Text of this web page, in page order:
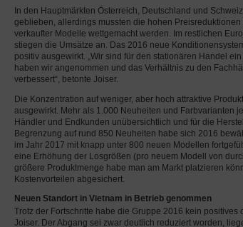
In den Hauptmärkten Österreich, Deutschland und
geblieben, allerdings mussten die hohen
verkaufter Modelle wettgemacht werden. Im restlichen
stiegen die Umsätze an. Das 2016 neue
positiv ausgewirkt. „Wir sind für den stationären Handel
haben wir angenommen und das Verhältnis zu den
verbessert“, betonte Joiser.
Die Konzentration auf weniger, aber hoch attraktive
ausgewirkt. Mehr als 1.000 Neuheiten und Farbvarianten
Händler und Endkunden unübersichtlich und für die
Begrenzung auf rund 850 Neuheiten habe sich 2016
im Jahr 2017 mit knapp unter 800 neuen Modellen
eine Erhöhung der Losgrößen (pro neuem Modell von
größere Produktmenge habe man am Markt platzieren
Kostenvorteilen abgesichert.
Neuen Standort in Vietnam in Betrieb genommen
Trotz der Fortschritte habe die Gruppe 2016 kein
Joiser. Der Abgang sei zwar deutlich reduziert worden,